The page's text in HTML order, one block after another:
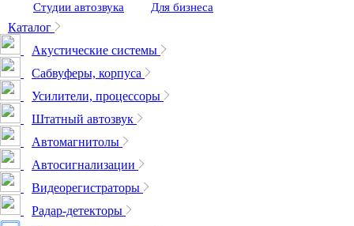
Студии автозвука Для бизнеса
Каталог
Акустические системы
Сабвуферы, корпуса
Усилители, процессоры
Штатный автозвук
Автомагнитолы
Автосигнализации
Видеорегистраторы
Радар-детекторы